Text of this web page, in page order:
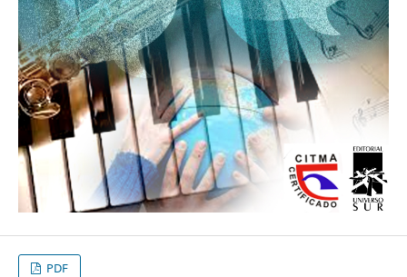
PDF